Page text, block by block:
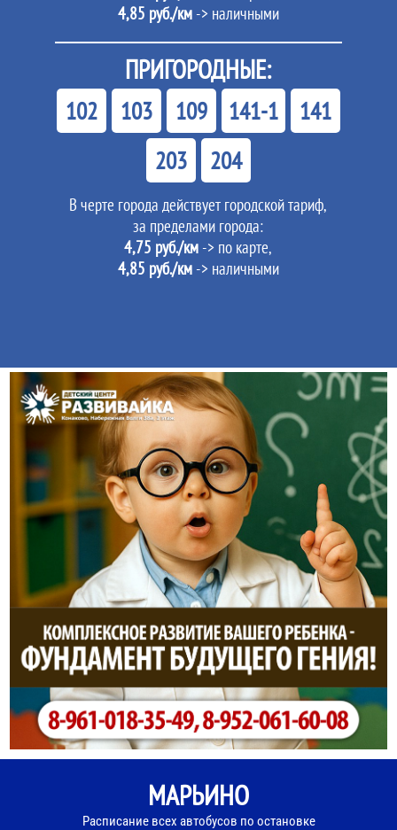
4,85 руб./км-> наличными
ПРИГОРОДНЫЕ:
102 103 109 141-1
141
203
204
В черте города действует городской тариф,
за пределами города:
4,75 руб./км -> по карте,
4,85 руб./км-> наличными
МАРЬИНО
Расписание всех автобусов по остановке